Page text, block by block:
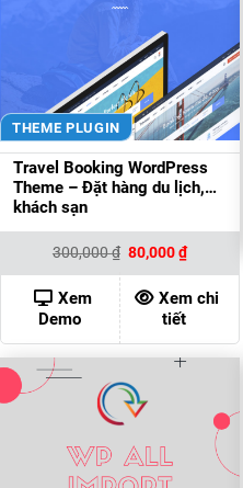
THEME PLUGIN
Travel Booking WordPress
Theme – Đặt hàng du lịch,
khách sạn
300,000₫ Giá
gốc
là:
300,000 ₫.
80,000₫Giá
hiện
tại
là:
80,000 ₫.
Xem
Demo
Xem chi
tiết